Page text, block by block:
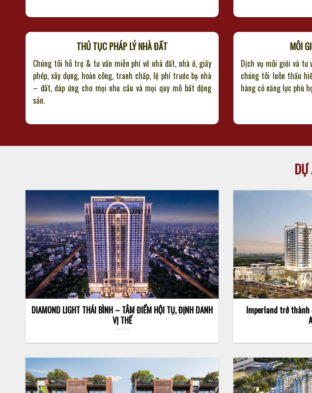
THỦ TỤC PHÁP LÝ NHÀ ĐẤT
Chúng tôi hỗ trợ & tư vấn miễn phí về nhà đất, nhà ở, giấy
phép, xây dựng, hoàn công, tranh chấp, lệ phí trước bạ nhà
– đất, đáp ứng cho mọi nhu cầu và mọi quy mô bất động
sản.
MÔI
Dịch vụ môi giới và tư
chúng tôi luôn thấu
hàng có năng lực phù
DIAMOND LIGHT THÁI BÌNH – TÂM ĐIỂM HỘI TỤ, ĐỊNH DANH
VỊ THẾ
Imperland trở thành